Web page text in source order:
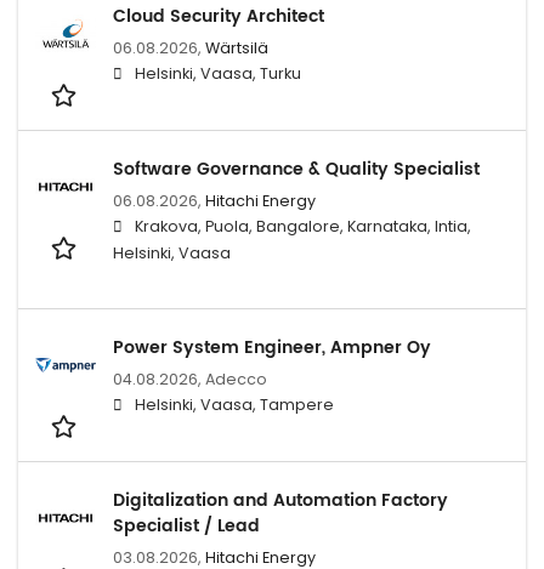
Cloud Security Architect
06.08.2026, Wärtsilä
Helsinki, Vaasa, Turku
Software Governance & Quality Specialist
06.08.2026, Hitachi Energy
Krakova, Puola, Bangalore, Karnataka, Intia,
Helsinki, Vaasa
Power System Engineer, Ampner Oy
04.08.2026, Adecco
Helsinki, Vaasa, Tampere
Digitalization and Automation Factory
Specialist / Lead
03.08.2026, Hitachi Energy